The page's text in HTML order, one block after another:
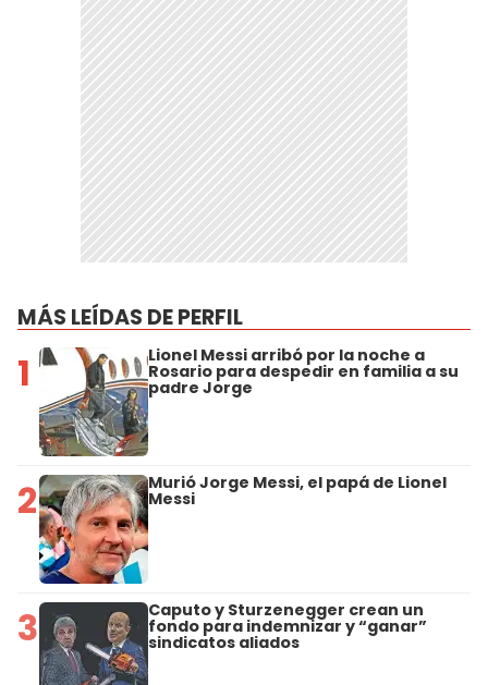
MÁS LEÍDAS DE PERFIL
1 Lionel Messi arribó por la noche a
Rosario para despedir en familia a su
padre Jorge
2 Murió Jorge Messi, el papá de Lionel
Messi
3 Caputo y Sturzenegger crean un
fondo para indemnizar y “ganar”
sindicatos aliados